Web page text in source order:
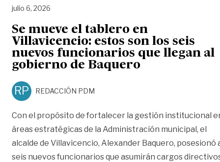
julio 6, 2026
Se mueve el tablero en
Villavicencio: estos son los seis
nuevos funcionarios que llegan al
gobierno de Baquero
RP REDACCIÓN PDM
Con el propósito de fortalecer la gestión institucional
áreas estratégicas de la Administración municipal, el
alcalde de Villavicencio, Alexander Baquero, posesionó
seis nuevos funcionarios que asumirán cargos